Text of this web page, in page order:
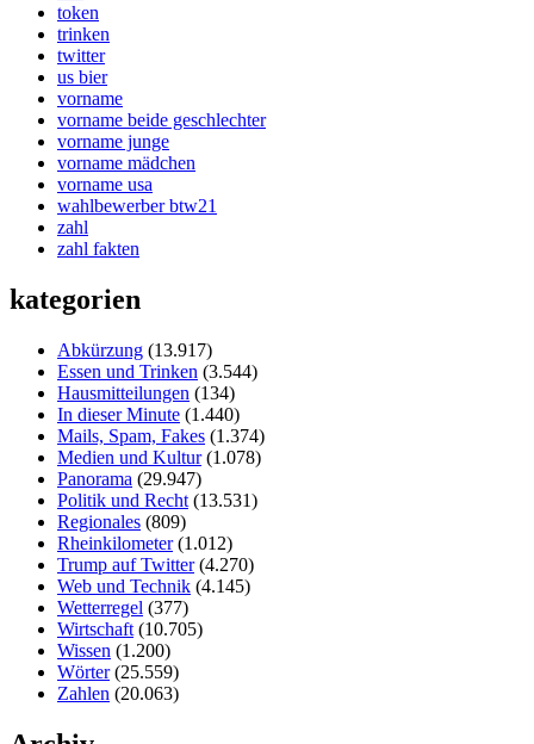
token
trinken
twitter
us bier
vorname
vorname beide geschlechter
vorname junge
vorname mädchen
vorname usa
wahlbewerber btw21
zahl
zahl fakten
kategorien
Abkürzung (13.917)
Essen und Trinken (3.544)
Hausmitteilungen (134)
In dieser Minute (1.440)
Mails, Spam, Fakes (1.374)
Medien und Kultur(1.078)
Panorama (29.947)
Politik und Recht (13.531)
Regionales (809)
Rheinkilometer(1.012)
Trump auf Twitter(4.270)
Web und Technik (4.145)
Wetterregel (377)
Wirtschaft (10.705)
Wissen (1.200)
Wörter(25.559)
Zahlen (20.063)